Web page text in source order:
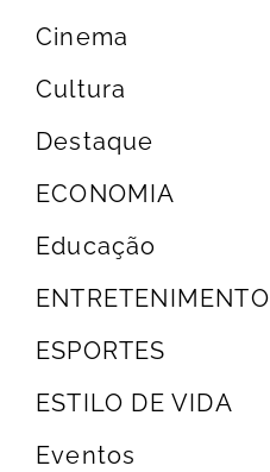
Cinema
Cultura
Destaque
ECONOMIA
Educação
ENTRETENIMENTO
ESPORTES
ESTILO DE VIDA
Eventos